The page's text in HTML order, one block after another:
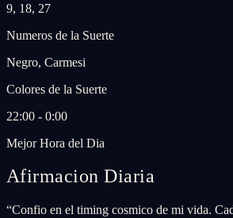
9, 18, 27
Numeros de la Suerte
Negro, Carmesi
Colores de la Suerte
22:00 - 0:00
Mejor Hora del Dia
Afirmacion Diaria
“Confio en el timing cosmico de mi vida.